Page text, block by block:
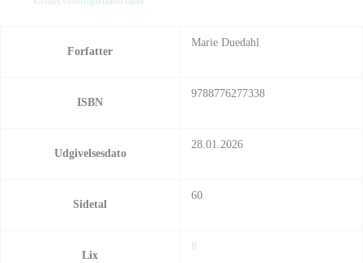
Forfatter
Marie Duedahl
ISBN
9788776277338
Udgivelsesdato
28.01.2026
Sidetal
60
Lix
8